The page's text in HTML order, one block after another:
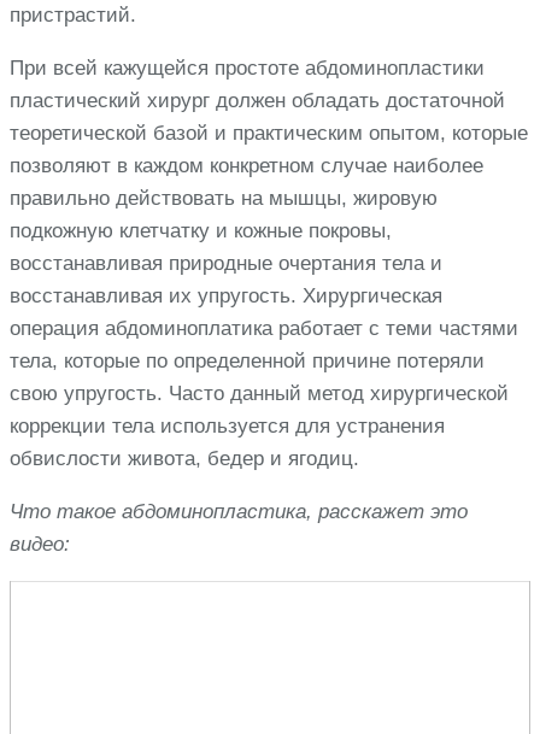
пристрастий.
При всей кажущейся простоте абдоминопластики
пластический хирург должен обладать достаточной
теоретической базой и практическим опытом, которые
позволяют в каждом конкретном случае наиболее
правильно действовать на мышцы, жировую
подкожную клетчатку и кожные покровы,
восстанавливая природные очертания тела и
восстанавливая их упругость. Хирургическая
операция абдоминоплатика работает с теми частями
тела, которые по определенной причине потеряли
свою упругость. Часто данный метод хирургической
коррекции тела используется для устранения
обвислости живота, бедер и ягодиц.
Что такое абдоминопластика, расскажет это
видео: